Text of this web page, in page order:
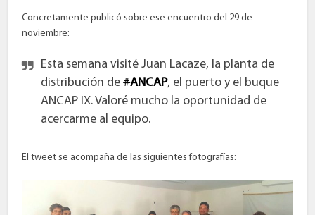
Concretamente publicó sobre ese encuentro del 29 de
noviembre:
Esta semana visité Juan Lacaze, la planta de
distribución de#ANCAP, el puerto y el buque
ANCAP IX. Valoré mucho la oportunidad de
acercarme al equipo.
El tweet se acompaña de las siguientes fotografías: